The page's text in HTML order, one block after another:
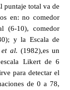
puntaje total va de
en: no comedor
(6‑10), comedor
y la Escala de
et al. (1982),es un
Likert de 6
para detectar el
de 0 a 78,